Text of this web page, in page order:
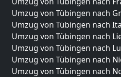
Umzug von Tübingen nach
Umzug von Tübingen nach
Umzug von Tübingen nach
Umzug von Tübingen nach
Umzug von Tübingen nach
Umzug von Tübingen nach